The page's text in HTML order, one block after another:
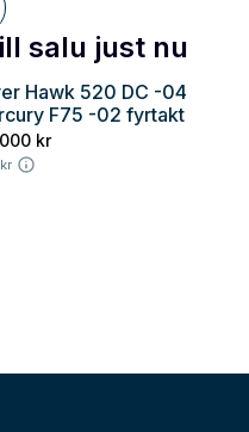
salu just nu
Hawk 520 DC -04
F75 -02 fyrtakt
kr